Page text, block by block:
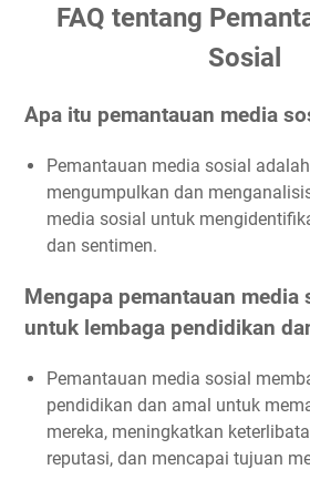
Studi Kasus: Akademi Teknologi
Implementasi Pemantauan Media
Penyesuaian Pesan Pemasaran:
Optimasi Kampanye Pemasaran:
Pelibatan Influencer:
Tips untuk Mendukung
Pemantauan Media Sosial
2. Identifikasi Kata Kunci dan
3. Analisis Sentimen dan Minat
4. Sesuaikan Pesan Pemasaran
5. Optimalkan Kampanye
6. Kolaborasi dengan Influencer
7. Pantau dan Evaluasi Kinerja
FAQ tentang
Sosial
Apa itu pemantauan media
Pemantauan media sosial
mengumpulkan dan
media sosial untuk
dan sentimen.
Mengapa pemantauan media
untuk lembaga pendidikan
Pemantauan media sosial
pendidikan dan amal untuk
mereka, meningkatkan
reputasi, dan mencapai tujuan